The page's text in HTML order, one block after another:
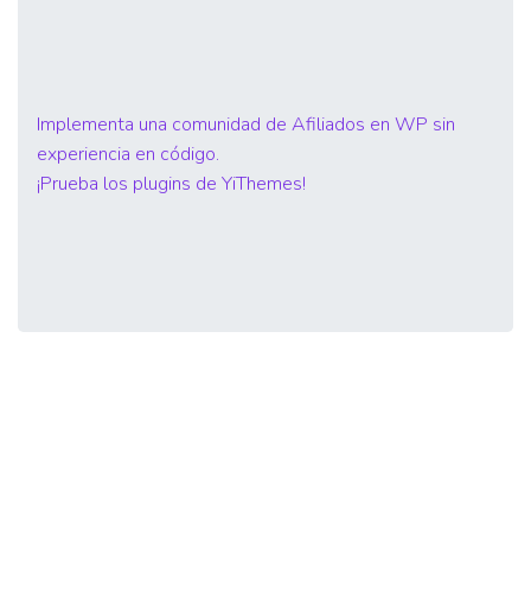
Implementa una comunidad de Afiliados en WP sin
experiencia en código.
¡Prueba los plugins de YiThemes!